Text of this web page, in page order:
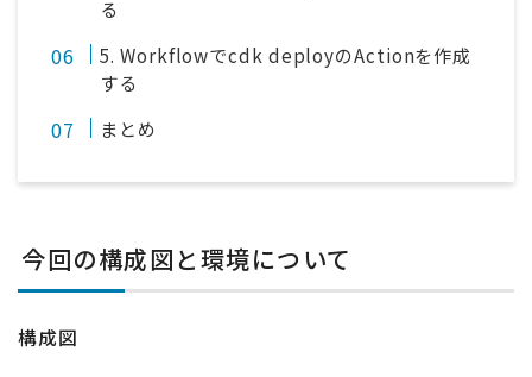
る
5. Workflowでcdk deployのActionを作成
する
まとめ
今回の構成図と環境について
構成図